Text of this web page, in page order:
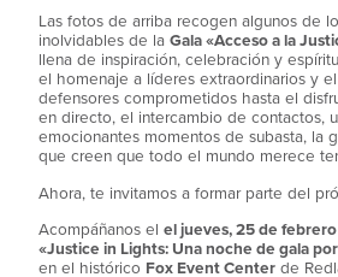
Las fotos de arriba recogen algunos de
inolvidables de la Gala «Acceso a la
llena de inspiración, celebración y
el homenaje a líderes extraordinarios y
defensores comprometidos hasta el
en directo, el intercambio de contactos,
emocionantes momentos de subasta, la
que creen que todo el mundo merece
Ahora, te invitamos a formar parte del
Acompáñanos el el jueves, 25 de
«Justice in Lights: Una noche de gala
en el histórico Fox Event Center de